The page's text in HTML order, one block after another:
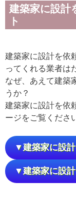
建築家に設計
ト
建築家に設計を依
ってくれる業者は
なぜ、あえて建築
うか？
建築家に設計を依
ージをご覧くださ
▼建築家に設
▼建築家に設